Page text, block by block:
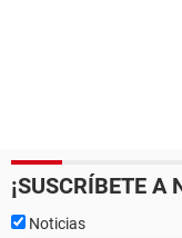
¡SUSCRÍBETE A
Noticias